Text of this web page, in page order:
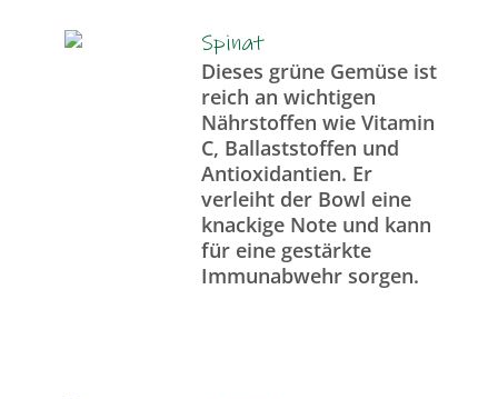
Spinat
Dieses grüne Gemüse ist
reich an wichtigen
Nährstoffen wie Vitamin
C, Ballaststoffen und
Antioxidantien. Er
verleiht der Bowl eine
knackige Note und kann
für eine gestärkte
Immunabwehr sorgen.